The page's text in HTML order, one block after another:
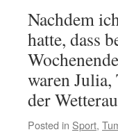
Nachdem
hatte, dass
waren
der
Posted in Sport,